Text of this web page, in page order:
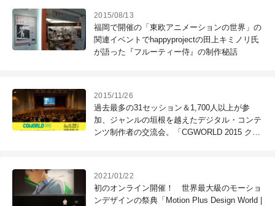
2015/08/13
福岡で開催の「東欧アニメーションの世界」の
関連イベントでhappyprojectの田上キミノリ氏
が語った『フルーティー侍』の制作秘話
2015/11/26
過去最多の31セッション＆1,700人以上が参
加、ジャンルの垣根を越えたデジタル・コンテ
ンツ制作者の交流会。「CGWORLD 2015 クリ
2021/01/22
初のオンライン開催！ 世界最大級のモーショ
ンデザインの祭典「Motion Plus Design World |